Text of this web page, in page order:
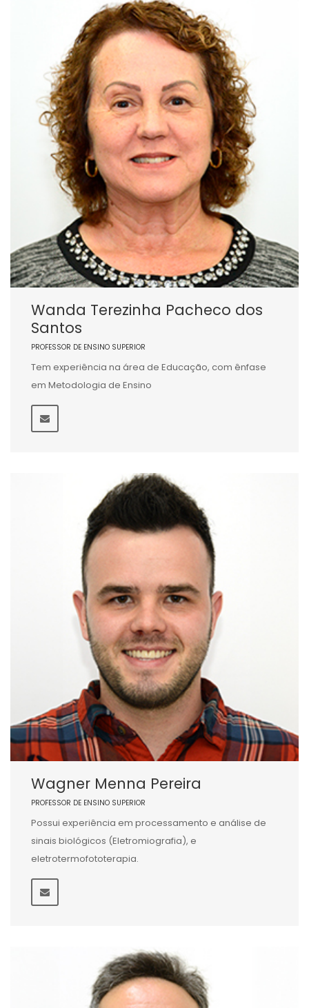
Wanda Terezinha Pacheco dos
Santos
PROFESSOR DE ENSINO SUPERIOR
Tem experiência na área de Educação, com ênfase
em Metodologia de Ensino
Wagner Menna Pereira
PROFESSOR DE ENSINO SUPERIOR
Possui experiência em processamento e análise de
sinais biológicos (Eletromiografia), e
eletrotermofototerapia.